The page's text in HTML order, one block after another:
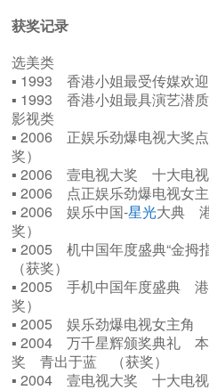
获奖记录
选美类
▪ 1993 香港小姐最受传媒欢
▪ 1993 香港小姐最具演艺潜
影视类
▪ 2006 正娱乐劲爆电视大奖
奖）
▪ 2006 壹电视大奖 十大电
▪ 2006 点正娱乐劲爆电视女
▪ 2006 娱乐中国-星光大典
奖）
▪ 2005 机中国年度盛典“金拇
（获奖）
▪ 2005 手机中国年度盛典
奖）
▪ 2005 娱乐劲爆电视女主角
▪ 2004 万千星辉颁奖典礼 本
奖 青出于蓝 （获奖）
▪ 2004 壹电视大奖 十大电